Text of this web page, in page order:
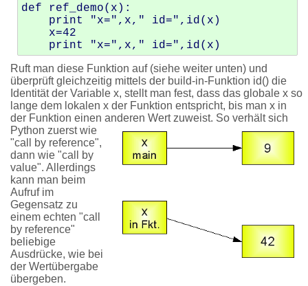
def ref_demo(x):
Ruft man diese Funktion auf (siehe weiter unten) und
überprüft gleichzeitig mittels der build-in-Funktion id() die
Identität der Variable x, stellt man fest, dass das globale x so
lange dem lokalen x der Funktion entspricht, bis man x in
der Funktion einen anderen Wert zuweist. So verhält sich
Python zuerst wie
"call by reference",
dann wie "call by
value". Allerdings
kann man beim
Aufruf im
Gegensatz zu
einem echten "call
by reference"
beliebige
Ausdrücke, wie bei
der Wertübergabe
übergeben.